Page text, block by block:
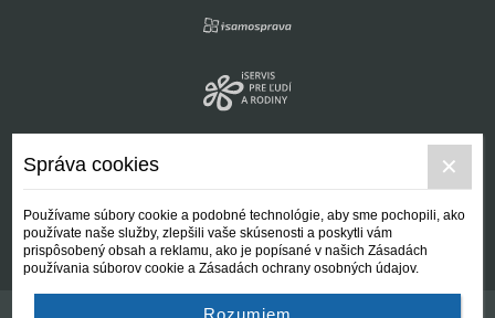
Správa cookies
Používame súbory cookie a podobné technológie, aby sme pochopili, ako
používate naše služby, zlepšili vaše skúsenosti a poskytli vám
prispôsobený obsah a reklamu, ako je popísané v našich Zásadách
používania súborov cookie a Zásadách ochrany osobných údajov.
Rozumiem